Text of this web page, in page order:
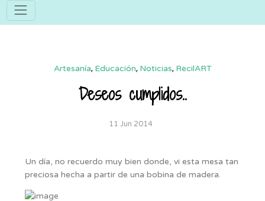
Artesanía, Educación, Noticias, RecilART
Deseos cumplidos..
11 Jun 2014
Un día, no recuerdo muy bien donde, vi esta mesa tan
preciosa hecha a partir de una bobina de madera.